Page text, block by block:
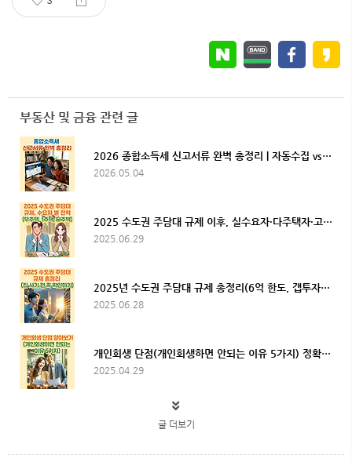
부동산 및 금융 관련 글
2026 종합소득세 신고서류 완벽 총정리 | 자동수집 vs 직접준비 체크리스트
2026.05.04
2025 수도권 주담대 규제 이후, 실수요자·다주택자·고가주택 소유자의 생존 전략
2025.06.29
2025년 수도권 주담대 규제 총정리(6억 한도, 갭투자 차단), 집 사기 전 꼭 확인하세요!
2025.06.28
개인회생 단점(개인회생하면 안되는 이유 5가지) 정확히 알아보기
2025.04.29
글 더보기